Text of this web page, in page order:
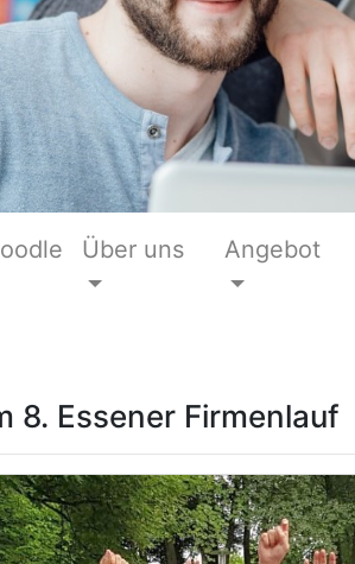
Über uns Angebot
8. Essener Firmenlauf